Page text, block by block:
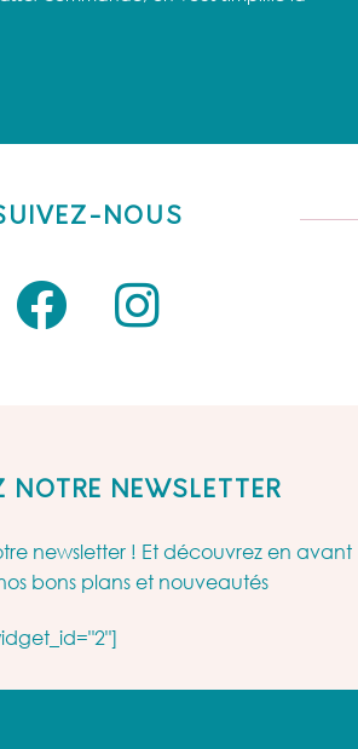
NOUS
NOTRE NEWSLETTER
newsletter ! Et découvrez en avant
bons plans et nouveautés